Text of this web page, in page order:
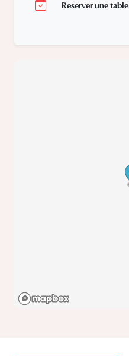
Reserver une table